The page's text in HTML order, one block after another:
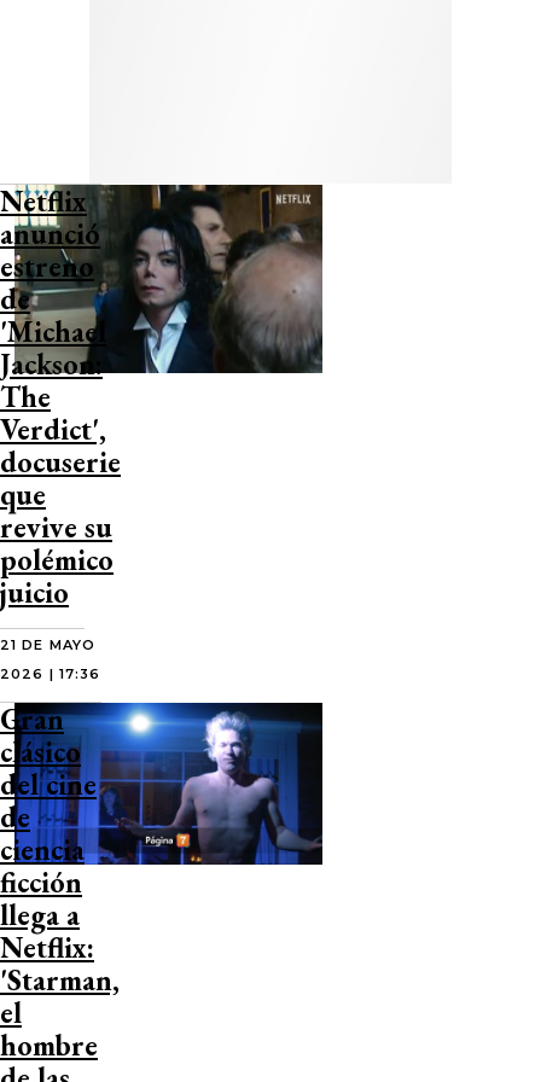
Netflix
anunció
estreno
de
'Michael
Jackson:
The
Verdict',
docuserie
que
revive su
polémico
juicio
21 DE MAYO
2026 | 17:36
Gran
clásico
del cine
de
ciencia
ficción
llega a
Netflix:
'Starman,
el
hombre